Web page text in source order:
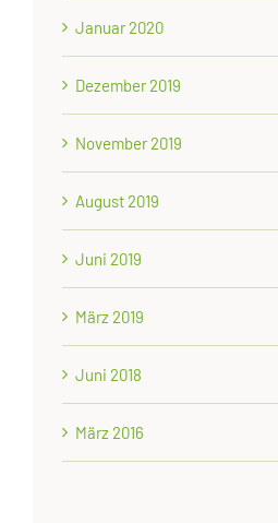
Januar 2020
Dezember 2019
November 2019
August 2019
Juni 2019
März 2019
Juni 2018
März 2016